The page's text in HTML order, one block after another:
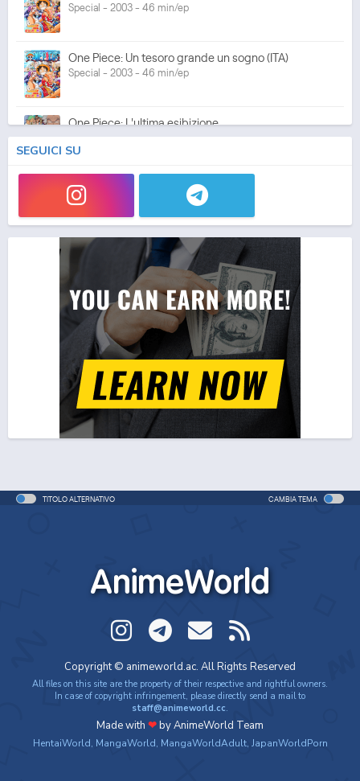
Special - 2003 - 46 min/ep
One Piece: Un tesoro grande un sogno (ITA)
Special - 2003 - 46 min/ep
One Piece: L'ultima esibizione
Special - 2003 - 45 min/ep
One Piece: L'ultima esibizione (ITA)
Special - 2003 - 45 min/ep
One Piece Movie 05: Norowareta Seiken
Movie - 2004 - 1h e 35 min/ep
One Piece Movie 05: Norowareta Seiken (ITA)
Movie - 2004 - 1h e 35 min/ep
One Piece Movie 06: Omatsuri Danshaku to Himitsu
no Shima (ITA)
Movie - 2005 - 1h e 31 min/ep
One Piece: Le avventure del detective Cappello di
Special - 2005 - 42 min/ep
One Piece Movie 07: Karakuri-jou no Mecha Kyohei
Movie - 2006 - 1h e 34 min/ep
One Piece Movie 07: Karakuri-jou no Mecha Kyohei
(ITA)
SEGUICI SU
TITOLO ALTERNATIVO CAMBIA TEMA
AnimeWorld
Copyright © animeworld.ac. All Rights Reserved
All files on this site are the property of their respective and rightful owners.
In case of copyright infringement, please directly send a mail to
staff@animeworld.cc.
Made with ❤by AnimeWorld Team
HentaiWorld, MangaWorld, MangaWorldAdult, JapanWorldPorn